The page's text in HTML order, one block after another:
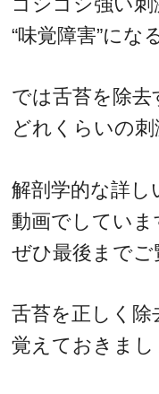
“味覚障害”にな
では舌苔を除
どれくらいの刺
解剖学的な詳し
動画でしてい
ぜひ最後までご
舌苔を正しく除
覚えておきまし